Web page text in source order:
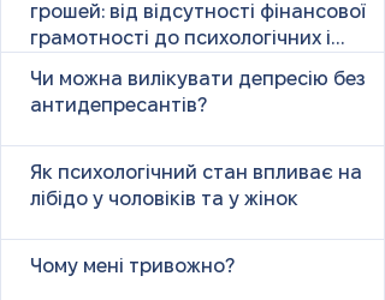
грошей: від відсутності фінансової
грамотності до психологічних і
Чи можна вилікувати депресію без
антидепресантів?
Як психологічний стан впливає на
лібідо у чоловіків та у жінок
Чому мені тривожно?